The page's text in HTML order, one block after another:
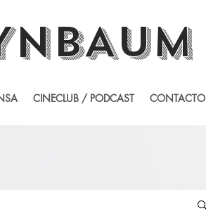
CINECLUB / PODCAST CONTACTO